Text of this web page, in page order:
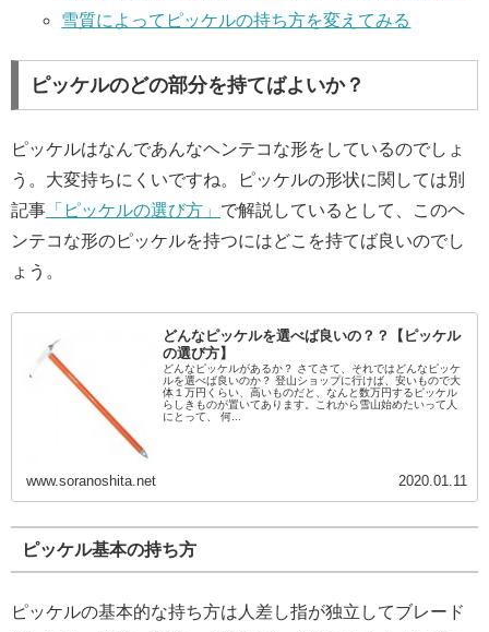
雪質によってピッケルの持ち方を変えてみる
ピッケルのどの部分を持てばよいか？
ピッケルはなんであんなヘンテコな形をしているのでしょ
う。大変持ちにくいですね。ピッケルの形状に関しては別
記事 「ピッケルの選び方」 で解説しているとして、このヘ
ンテコな形のピッケルを持つにはどこを持てば良いのでし
ょう。
どんなピッケルを選べば良いの？？【ピッケル
の選び方】
どんなピッケルがあるか？ さてさて、それではどんなピッケ
ルを選べば良いのか？ 登山ショップに行けば、安いもので大
体１万円くらい、高いものだと、なんと数万円するピッケル
らしきものが置いてあります。これから雪山始めたいって人
にとって、 何...
www.soranoshita.net 2020.01.11
ピッケル基本の持ち方
ピッケルの基本的な持ち方は人差し指が独立してブレード